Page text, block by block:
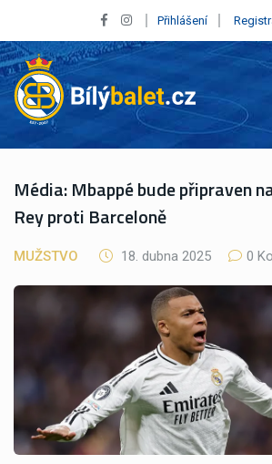
Přihlášení
Média: Mbappé bude připraven
Rey proti Barceloně
MUŽSTVO 18. dubna 2025 0